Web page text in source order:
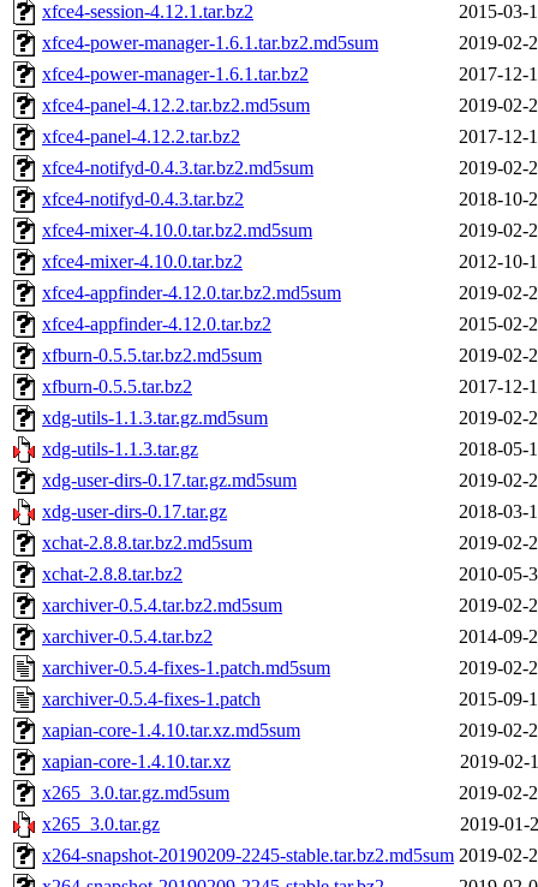
xfce4-session-4.12.1.tar.bz2
2015-03-
xfce4-power-manager-1.6.1.tar.bz2.md5sum
2019-02-
xfce4-power-manager-1.6.1.tar.bz2
2017-12-
xfce4-panel-4.12.2.tar.bz2.md5sum
2019-02-
xfce4-panel-4.12.2.tar.bz2
2017-12-
xfce4-notifyd-0.4.3.tar.bz2.md5sum
2019-02-
xfce4-notifyd-0.4.3.tar.bz2
2018-10-
xfce4-mixer-4.10.0.tar.bz2.md5sum
2019-02-
xfce4-mixer-4.10.0.tar.bz2
2012-10-
xfce4-appfinder-4.12.0.tar.bz2.md5sum
2019-02-
xfce4-appfinder-4.12.0.tar.bz2
2015-02-
xfburn-0.5.5.tar.bz2.md5sum
2019-02-
xfburn-0.5.5.tar.bz2
2017-12-
xdg-utils-1.1.3.tar.gz.md5sum
2019-02-
xdg-utils-1.1.3.tar.gz
2018-05-
xdg-user-dirs-0.17.tar.gz.md5sum
2019-02-
xdg-user-dirs-0.17.tar.gz
2018-03-
xchat-2.8.8.tar.bz2.md5sum
2019-02-
xchat-2.8.8.tar.bz2
2010-05-
xarchiver-0.5.4.tar.bz2.md5sum
2019-02-
xarchiver-0.5.4.tar.bz2
2014-09-
xarchiver-0.5.4-fixes-1.patch.md5sum
2019-02-
xarchiver-0.5.4-fixes-1.patch
2015-09-
xapian-core-1.4.10.tar.xz.md5sum
2019-02-
xapian-core-1.4.10.tar.xz
2019-02-
x265_3.0.tar.gz.md5sum
2019-02-
x265_3.0.tar.gz
2019-01-
x264-snapshot-20190209-2245-stable.tar.bz2.md5sum 2019-02-